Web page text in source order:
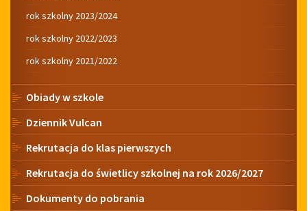
rok szkolny 2023/2024
rok szkolny 2022/2023
rok szkolny 2021/2022
Obiady w szkole
Dziennik Vulcan
Rekrutacja do klas pierwszych
Rekrutacja do świetlicy szkolnej na rok 2026/2027
Dokumenty do pobrania